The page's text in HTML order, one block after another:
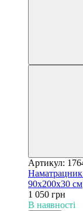
Артикул:
90х200х30 см
1 050 грн
В наявності